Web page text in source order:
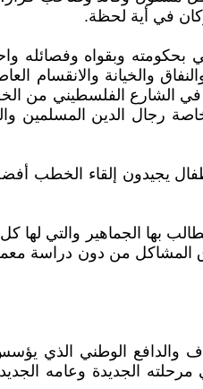
في أية لحظة.
بحكومته وبقواه وفصائله
والخيانة والانقسام
في الشارع الفلسطيني من
رجال الدين المسلمين
يجيدون إلقاء الخطب
بها الجماهير والتي لها
المشاكل من دون دراسة
والدافع الوطني الذي
مرحلته الجديدة وعامه